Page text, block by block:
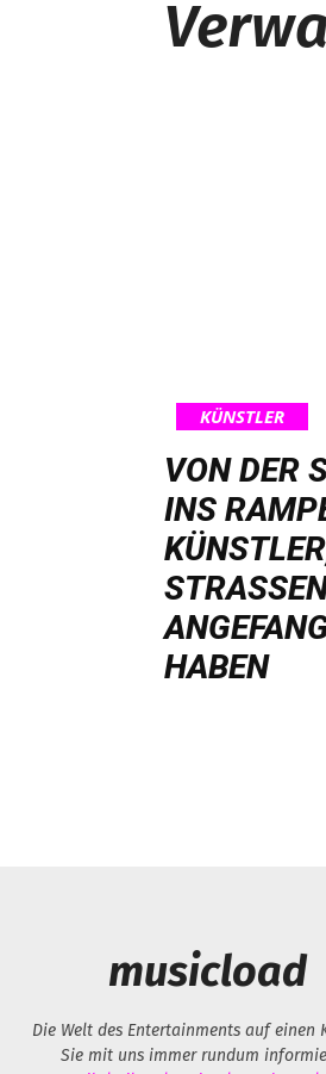
KÜNSTLER
VON DER
NS
ÜNSTLER,
BEN
musicload
Die Welt des Entertainments auf einen
Sie mit uns immer rundum